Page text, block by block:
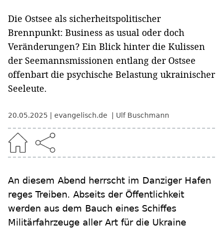
Die Ostsee als sicherheitspolitischer
Brennpunkt: Business as usual oder doch
Veränderungen? Ein Blick hinter die Kulissen
der Seemannsmissionen entlang der Ostsee
offenbart die psychische Belastung ukrainischer
Seeleute.
20.05.2025 evangelisch.de Ulf Buschmann
An diesem Abend herrscht im Danziger Hafen
reges Treiben. Abseits der Öffentlichkeit
werden aus dem Bauch eines Schiffes
Militärfahrzeuge aller Art für die Ukraine